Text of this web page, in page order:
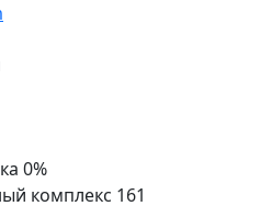
0%
комплекс 161